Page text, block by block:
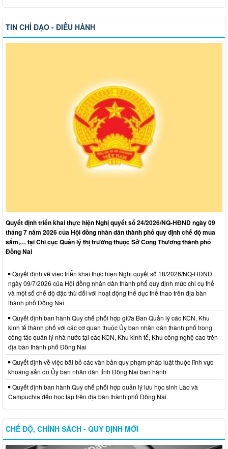
TIN CHỈ ĐẠO - ĐIỀU HÀNH
Quyết định triển khai thực hiện Nghị quyết số 24/2026/NQ-HĐND ngày 09
tháng 7 năm 2026 của Hội đồng nhân dân thành phố quy định chế độ mua
sắm,… tại Chi cục Quản lý thị trường thuộc Sở Công Thương thành phố
Đồng Nai
Quyết định về việc triển khai thực hiện Nghị quyết số 18/2026/NQ-HĐND
ngày 09/7/2026 của Hội đồng nhân dân thành phố quy định mức chi cụ thể
và một số chế độ đặc thù đối với hoạt động thể dục thể thao trên địa bàn
thành phố Đồng Nai
Quyết định ban hành Quy chế phối hợp giữa Ban Quản lý các KCN, Khu
kinh tế thành phố với các cơ quan thuộc Ủy ban nhân dân thành phố trong
công tác quản lý nhà nước tại các KCN, Khu kinh tế, Khu công nghệ cao trên
địa bàn thành phố Đồng Nai
Quyết định về việc bãi bỏ các văn bản quy phạm pháp luật thuộc lĩnh vực
khoáng sản do Ủy ban nhân dân tỉnh Đồng Nai ban hành
Quyết định ban hành Quy chế phối hợp quản lý lưu học sinh Lào và
Campuchia đến học tập trên địa bàn thành phố Đồng Nai
CHẾ ĐỘ, CHÍNH SÁCH - QUY ĐỊNH MỚI